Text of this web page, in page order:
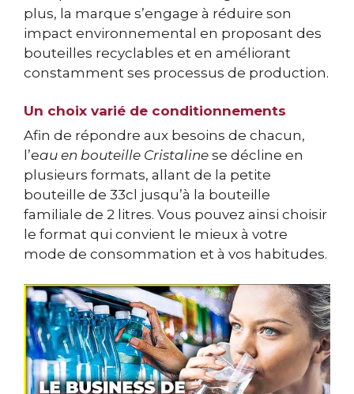
plus, la marque s’engage à réduire son
impact environnemental en proposant des
bouteilles recyclables et en améliorant
constamment ses processus de production.
Un choix varié de conditionnements
Afin de répondre aux besoins de chacun,
l’eau en bouteille Cristaline se décline en
plusieurs formats, allant de la petite
bouteille de 33cl jusqu’à la bouteille
familiale de 2 litres. Vous pouvez ainsi choisir
le format qui convient le mieux à votre
mode de consommation et à vos habitudes.